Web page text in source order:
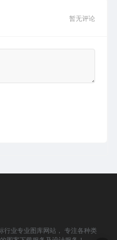
暂无评论
行业专业图库网站， 专注各种类